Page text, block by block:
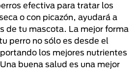
efectiva para tratar los
o con picazón, ayudará a
de tu mascota. La mejor forma
perro no sólo es desde el
los mejores nutrientes
buena salud es una mejor